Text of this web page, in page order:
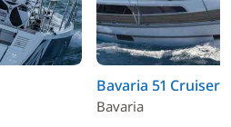
Bavaria 51 Cruiser
Bavaria